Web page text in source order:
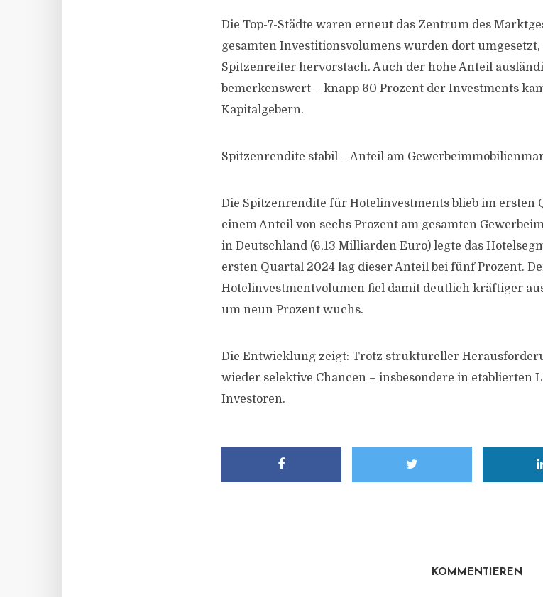
Die Top-7-Städte waren erneut das Zentrum des
gesamten Investitionsvolumens wurden dort
Spitzenreiter hervorstach. Auch der hohe Anteil
bemerkenswert – knapp 60 Prozent der Investments
Kapitalgebern.
Spitzenrendite stabil – Anteil am
Die Spitzenrendite für Hotelinvestments blieb im ersten
einem Anteil von sechs Prozent am gesamten
in Deutschland (6,13 Milliarden Euro) legte das
ersten Quartal 2024 lag dieser Anteil bei fünf Prozent.
Hotelinvestmentvolumen fiel damit deutlich kräftiger
um neun Prozent wuchs.
Die Entwicklung zeigt: Trotz struktureller
wieder selektive Chancen – insbesondere in etablierten
Investoren.
KOMMENTIEREN